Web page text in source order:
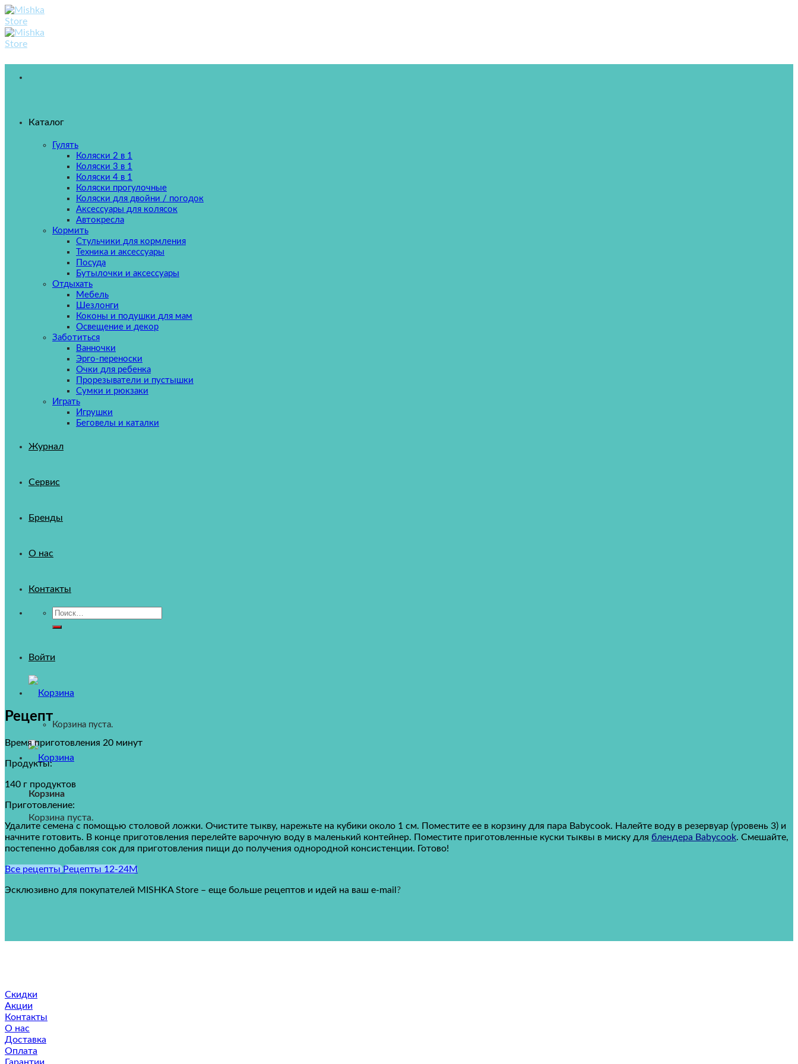
Skip
to
content
Каталог
Гулять
Коляски 2 в 1
Коляски 3 в 1
Коляски 4 в 1
Коляски прогулочные
Коляски для двойни / погодок
Аксессуары для колясок
Автокресла
Кормить
Стульчики для кормления
Техника и аксессуары
Посуда
Бутылочки и аксессуары
Отдыхать
Мебель
Шезлонги
Коконы и подушки для мам
Освещение и декор
Заботиться
Ванночки
Эрго-переноски
Очки для ребенка
Прорезыватели и пустышки
Сумки и рюкзаки
Играть
Игрушки
Беговелы и каталки
Журнал
Сервис
Бренды
О нас
Контакты
Искать:
Войти
Корзина пуста.
Корзина
Корзина пуста.
Рецепт
Время приготовления 20 минут
Продукты:
140 г продуктов
Приготовление:
Удалите семена с помощью столовой ложки. Очистите тыкву, нарежьте на кубики около 1 см. Поместите ее в корзину для пара Babycook. Налейте воду в резервуар (уровень 3) и
начните готовить. В конце приготовления перелейте варочную воду в маленький контейнер. Поместите приготовленные куски тыквы в миску для блендера Babycook. Смешайте,
постепенно добавляя сок для приготовления пищи до получения однородной консистенции. Готово!
Все рецепты Рецепты 12-24M
Эсклюзивно для покупателей MISHKA Store – еще больше рецептов и идей на ваш e-mail ?
Скидки
Акции
Контакты
О нас
Доставка
Оплата